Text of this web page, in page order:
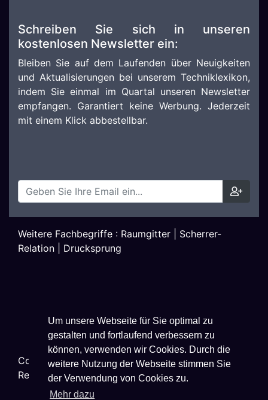
Um unsere Webseite für Sie optimal zu
gestalten und fortlaufend verbessern zu
können, verwenden wir Cookies. Durch die
weitere Nutzung der Webseite stimmen Sie
der Verwendung von Cookies zu.
Mehr dazu
Schreiben Sie sich in unseren
kostenlosen Newsletter ein:
Bleiben Sie auf dem Laufenden über Neuigkeiten
und Aktualisierungen bei unserem Techniklexikon,
indem Sie einmal im Quartal unseren Newsletter
empfangen. Garantiert keine Werbung. Jederzeit
mit einem Klick abbestellbar.
Weitere Fachbegriffe : Raumgitter
Scherrer-
Relation
Drucksprung
Copyright © 2026Techniklexikon.net - All Rights
Reserved.